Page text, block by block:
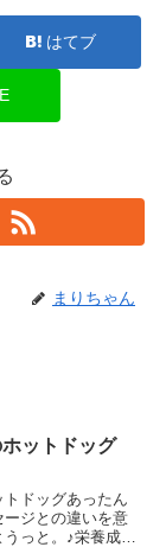
はてブ
まりちゃん
ットドッグ
ドッグあったん
ジとの違いを意
っと。♪栄養成分